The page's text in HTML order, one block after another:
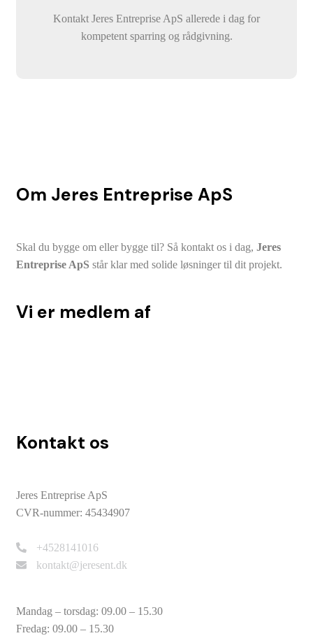
Kontakt Jeres Entreprise ApS allerede i dag for
kompetent sparring og rådgivning.
Om Jeres Entreprise ApS
Skal du bygge om eller bygge til? Så kontakt os i dag, Jeres
Entreprise ApS står klar med solide løsninger til dit projekt.
Vi er medlem af
Kontakt os
Jeres Entreprise ApS
CVR-nummer: 45434907
+4528141016
kontakt@jeresent.dk
Mandag – torsdag: ​09.00 – 15.30
Fredag: ​09.00 – 15.30